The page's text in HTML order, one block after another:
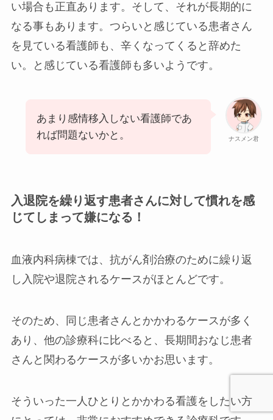
い場合も正直あります。そして、それが長期的に
なる事もあります。つらいと感じている患者さん
を見ている看護師も、辛くなってくると辞めた
い。と感じている看護師も多いようです。
ナスメン君
あまり感情移入しない看護師であ
れば問題ないかと。
入退院を繰り返す患者さんに対して慣れを感
じてしまって嫌になる！
血液内科病棟では、抗がん剤治療のために繰り返
し入院や退院されるケースがほとんどです。
そのため、同じ患者さんとかかわるケースが多く
あり、他の診療科に比べると、長期間おなじ患者
さんと関わるケースが多いかお思います。
そういった一人ひとりとかかわる看護をしたい方